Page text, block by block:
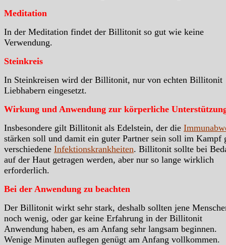
Meditation
In der Meditation findet der Billitonit so gut wie keine
Verwendung.
Steinkreis
In Steinkreisen wird der Billitonit, nur von echten Billitonit
Liebhabern eingesetzt.
Wirkung und Anwendung zur körperliche
Insbesondere gilt Billitonit als Edelstein, der die
stärken soll und damit ein guter Partner sein soll im Kampf
verschiedene Infektionskrankheiten. Billitonit sollte bei
auf der Haut getragen werden, aber nur so lange wirklich
erforderlich.
Bei der Anwendung zu beachten
Der Billitonit wirkt sehr stark, deshalb sollten jene
noch wenig, oder gar keine Erfahrung in der Billitonit
Anwendung haben, es am Anfang sehr langsam beginnen.
Wenige Minuten auflegen genügt am Anfang vollkommen.